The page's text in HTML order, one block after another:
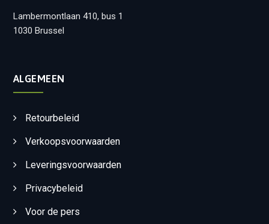
Lambermontlaan 410, bus 1
1030 Brussel
ALGEMEEN
Retourbeleid
Verkoopsvoorwaarden
Leveringsvoorwaarden
Privacybeleid
Voor de pers